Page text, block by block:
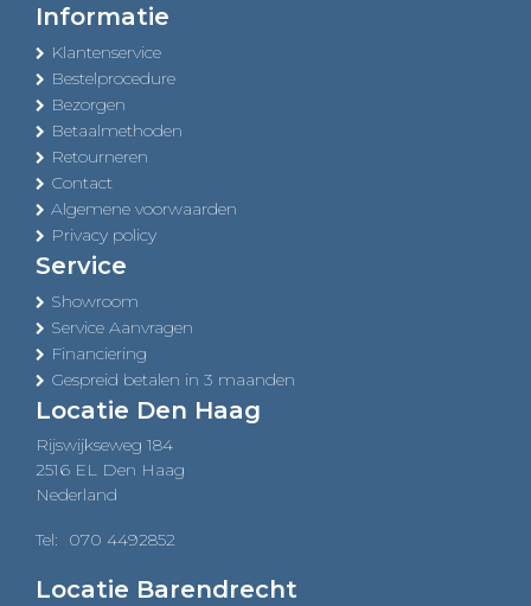
Informatie
Klantenservice
Bestelprocedure
Bezorgen
Betaalmethoden
Retourneren
Contact
Algemene voorwaarden
Privacy policy
Service
Showroom
Service Aanvragen
Financiering
Gespreid betalen in 3 maanden
Locatie Den Haag
Rijswijkseweg 184
2516 EL Den Haag
Nederland
Tel: 070 4492852
Locatie Barendrecht